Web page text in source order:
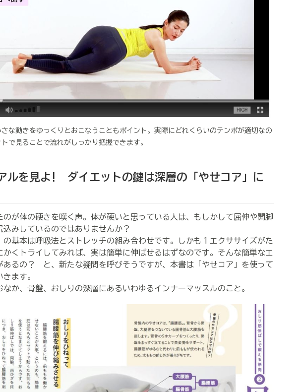
な動きをゆっくりとおこなうこともポイント。実際にどれくらいのテンポが適切なの
で見ることで流れがしっかり把握できます。
ルを見よ! ダイエットの鍵は深層の「やせコア」に
が体の硬さを嘆く声。体が硬いと思っている人は、もしかして屈伸や開脚
みしているのではありませんか？
の基本は呼吸法とストレッチの組み合わせです。しかも１エクササイズがた
くトライしてみれば、実は簡単に伸ばせるはずなのです。そんな簡単なエ
あるの？ と、新たな疑問を呼びそうですが、本書は「やせコア」を使って
ます。
なか、骨盤、おしりの深層にあるいわゆるインナーマッスルのこと。